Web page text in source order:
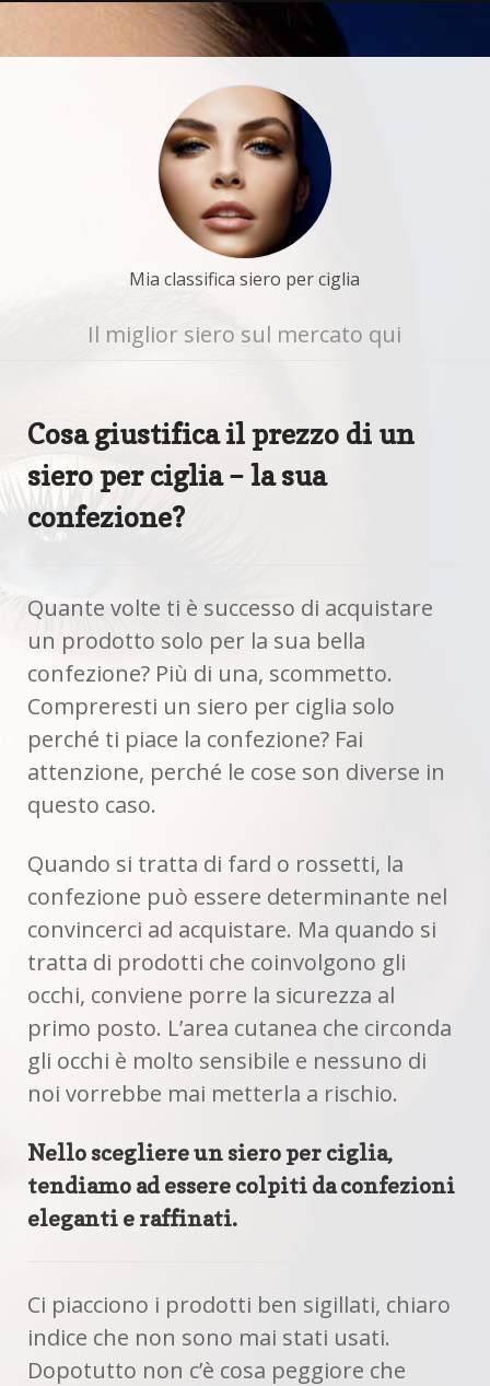
Mia classifica siero per ciglia
Il miglior siero sul mercato qui
Cosa giustifica il prezzo di un
siero per ciglia – la sua
confezione?
Quante volte ti è successo di acquistare
un prodotto solo per la sua bella
confezione? Più di una, scommetto.
Compreresti un siero per ciglia solo
perché ti piace la confezione? Fai
attenzione, perché le cose son diverse in
questo caso.
Quando si tratta di fard o rossetti, la
confezione può essere determinante nel
convincerci ad acquistare. Ma quando si
tratta di prodotti che coinvolgono gli
occhi, conviene porre la sicurezza al
primo posto. L’area cutanea che circonda
gli occhi è molto sensibile e nessuno di
noi vorrebbe mai metterla a rischio.
Nello scegliere un siero per ciglia,
tendiamo ad essere colpiti da confezioni
eleganti e raffinati.
Ci piacciono i prodotti ben sigillati, chiaro
indice che non sono mai stati usati.
Dopotutto non c’è cosa peggiore che